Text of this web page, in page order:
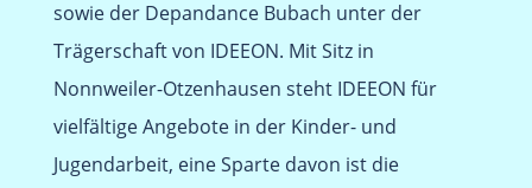
sowie der Depandance Bubach unter der
Trägerschaft von IDEEON. Mit Sitz in
Nonnweiler-Otzenhausen steht IDEEON für
vielfältige Angebote in der Kinder- und
Jugendarbeit, eine Sparte davon ist die